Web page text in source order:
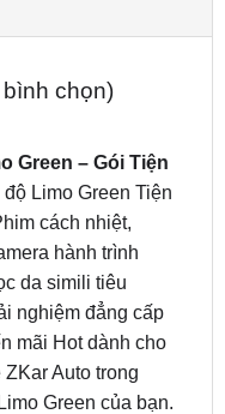
Green – Gói Tiện
cách nhiệt,
hành trình
da simili tiêu
nghiệm đẳng cấp
mãi Hot dành cho
Auto trong
Green của bạn.
0949.60.3979
nhất.